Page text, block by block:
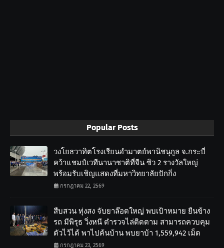
Popular Posts
วงโยธวาทิตโรงเรียนอำมาตย์พานิชนุกูล จ.กระบี่
คว้าแชมป์เวทีนานาชาติที่จีน ซิว 2 รางวัลใหญ่
พร้อมรับเชิญแสดงที่มหาวิทยาลัยปักกิ่ง
กรกฎาคม 22, 2569
สืบสวน ทุ่งสง จับยาล๊อตใหญ่ พบเป้าหมาย ยืนข้าง
รถ มีพิรุธ วิ่งหนี ตำรวจไล่ติดตาม สามารถควบคุม
ตัวไว้ได้ พาไปค้นบ้าน พบยาบ้า 1,559,942 เม็ด
กรกฎาคม 23, 2569